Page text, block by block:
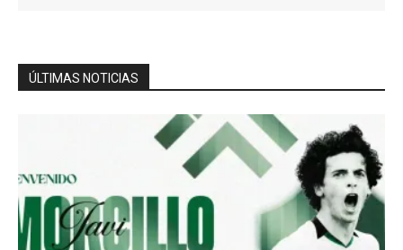
ÚLTIMAS NOTICIAS